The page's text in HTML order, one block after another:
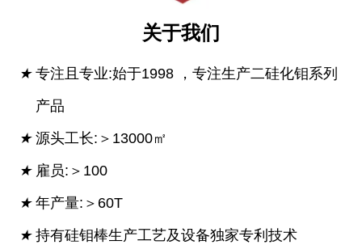
关于我们
★ 专注且专业:始于1998 ，专注生产二硅化钼系列
产品
★ 源头工长:＞13000㎡
★ 雇员:＞100
★ 年产量:＞60T
★ 持有硅钼棒生产工艺及设备独家专利技术